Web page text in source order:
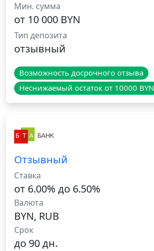
Мин. сумма
от 10 000 BYN
Тип депозита
отзывный
Возможность досрочного отзыва
Неснижаемый остаток от 10000 BYN
Отзывный
Ставка
от 6.00% до 6.50%
Валюта
BYN, RUB
Срок
до 90 дн.